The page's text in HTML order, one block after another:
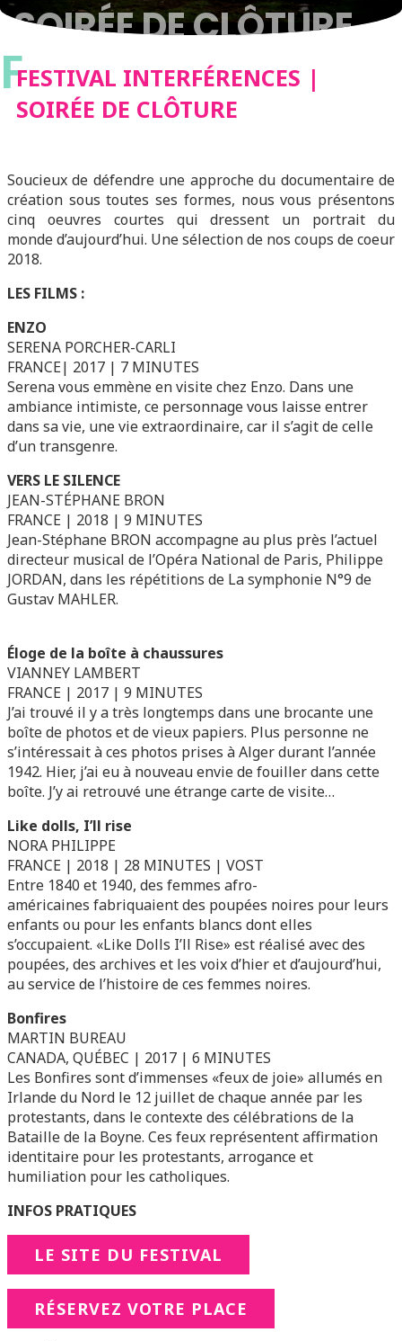
SOIRÉE DE CLÔTURE
FFESTIVAL INTERFÉRENCES |
SOIRÉE DE CLÔTURE
Soucieux de défendre une approche du documentaire de
création sous toutes ses formes, nous vous présentons
cinq oeuvres courtes qui dressent un portrait du
monde d’aujourd’hui. Une sélection de nos coups de coeur
2018.
LES FILMS :
ENZO
SERENA PORCHER-CARLI
FRANCE| 2017 | 7 MINUTES
Serena vous emmène en visite chez Enzo. Dans une
ambiance intimiste, ce personnage vous laisse entrer
dans sa vie, une vie extraordinaire, car il s’agit de celle
d’un transgenre.
VERS LE SILENCE
JEAN-STÉPHANE BRON
FRANCE | 2018 | 9 MINUTES
Jean-Stéphane BRON accompagne au plus près l’actuel
directeur musical de l’Opéra National de Paris, Philippe
JORDAN, dans les répétitions de La symphonie N°9 de
Gustav MAHLER.
Éloge de la boîte à chaussures
VIANNEY LAMBERT
FRANCE | 2017 | 9 MINUTES
J’ai trouvé il y a très longtemps dans une brocante une
boîte de photos et de vieux papiers. Plus personne ne
s’intéressait à ces photos prises à Alger durant l’année
1942. Hier, j’ai eu à nouveau envie de fouiller dans cette
boîte. J’y ai retrouvé une étrange carte de visite…
Like dolls, I’ll rise
NORA PHILIPPE
FRANCE | 2018 | 28 MINUTES | VOST
Entre 1840 et 1940, des femmes afro-
américaines fabriquaient des poupées noires pour leurs
enfants ou pour les enfants blancs dont elles
s’occupaient. «Like Dolls I’ll Rise» est réalisé avec des
poupées, des archives et les voix d’hier et d’aujourd’hui,
au service de l’histoire de ces femmes noires.
Bonfires
MARTIN BUREAU
CANADA, QUÉBEC | 2017 | 6 MINUTES
Les Bonfires sont d’immenses «feux de joie» allumés en
Irlande du Nord le 12 juillet de chaque année par les
protestants, dans le contexte des célébrations de la
Bataille de la Boyne. Ces feux représentent affirmation
identitaire pour les protestants, arrogance et
humiliation pour les catholiques.
INFOS PRATIQUES
LE SITE DU FESTIVAL
RÉSERVEZ VOTRE PLACE